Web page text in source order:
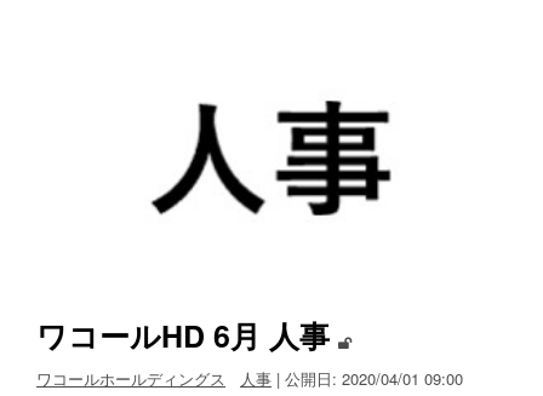
ワコールHD 6月 人事
ワコールホールディングス 人事 | 公開日: 2020/04/01 09:00